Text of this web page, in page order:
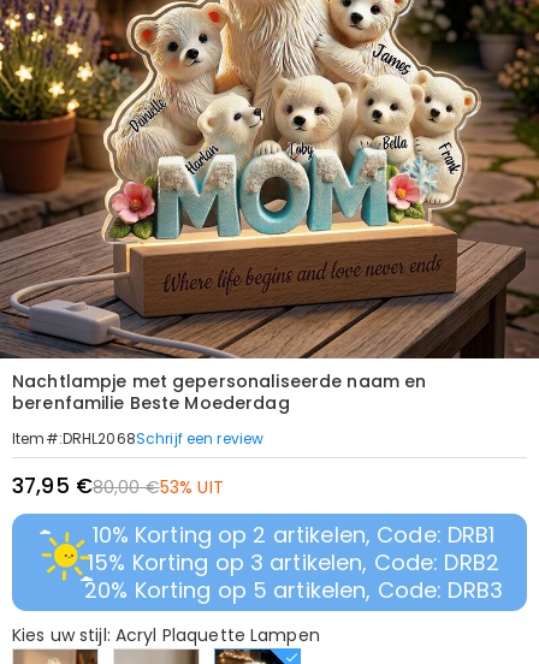
Nachtlampje met gepersonaliseerde naam en
berenfamilie Beste Moederdag
Item#:DRHL2068Schrijf een review
37,95 €80,00 €53% UIT
10% Korting op 2 artikelen, Code: DRB1
15% Korting op 3 artikelen, Code: DRB2
20% Korting op 5 artikelen, Code: DRB3
Kies uw stijl: Acryl Plaquette Lampen